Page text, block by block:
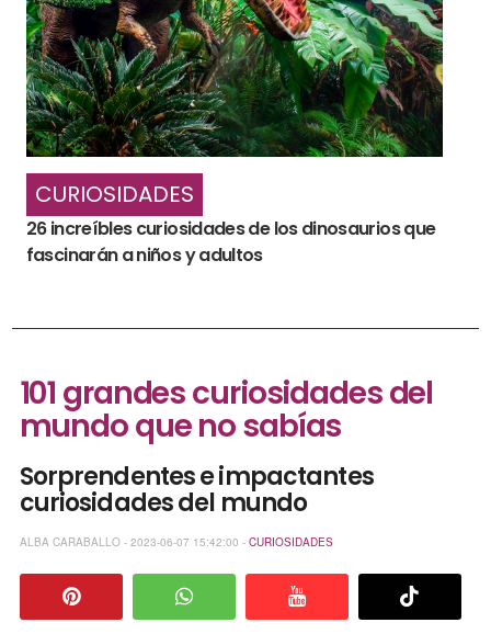
CURIOSIDADES
26 increíbles curiosidades de los dinosaurios que
fascinarán a niños y adultos
101 grandes curiosidades del
mundo que no sabías
Sorprendentes e impactantes
curiosidades del mundo
ALBA CARABALLO - 2023-06-07 15:42:00 - CURIOSIDADES